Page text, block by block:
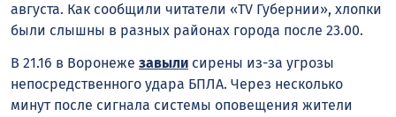
августа. Как сообщили читатели «TV Губернии», хлопки
были слышны в разных районах города после 23.00.
В 21.16 в Воронеже завыли сирены из-за угрозы
непосредственного удара БПЛА. Через несколько
минут после сигнала системы оповещения жители